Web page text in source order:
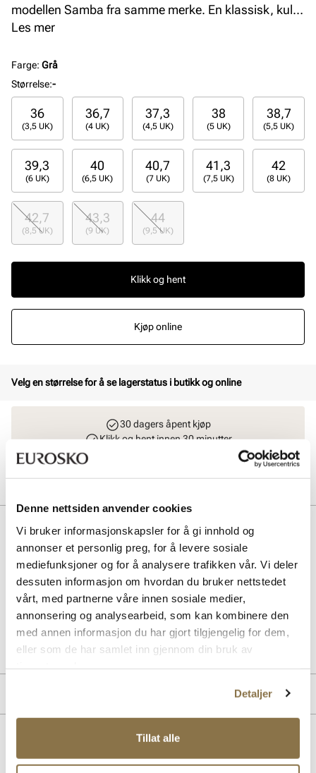
Denne nettsiden anvender cookies
Vi bruker informasjonskapsler for å gi innhold og
annonser et personlig preg, for å levere sosiale
mediefunksjoner og for å analysere trafikken vår. Vi deler
dessuten informasjon om hvordan du bruker nettstedet
vårt, med partnerne våre innen sosiale medier,
annonsering og analysearbeid, som kan kombinere den
med annen informasjon du har gjort tilgjengelig for dem,
eller som de har samlet inn gjennom din bruk av
Detaljer
Tillat alle
modellen Samba fra samme merke. En klassisk, kul
og anerkjent silhuett med 3-Stripes og hvit yttersåle i
Les mer
Farge: Grå
Størrelse:-
36
(3,5 UK)
36,7
(4 UK)
37,3
(4,5 UK)
38
(5 UK)
38,7
(5,5 UK)
39,3
(6 UK)
40
(6,5 UK)
40,7
(7 UK)
41,3
(7,5 UK)
42
(8 UK)
42,7
(8,5 UK)
43,3
(9 UK)
44
(9,5 UK)
Klikk og hent
Kjøp online
Velg en størrelse for å se lagerstatus i butikk og online
30 dagers åpent kjøp
Klikk og hent innen 30 minutter
Beskrivelse
VL Court 3.0 er en tidløs og retro sneaker fra adidas. Modellen er
tydelig inspirert av den populære modellen Samba fra samme
merke. En klassisk, kul og anerkjent silhuett med 3-Stripes og hvit
yttersåle i gummi.
Art. nr 35843405
Lev. art. nrID6280